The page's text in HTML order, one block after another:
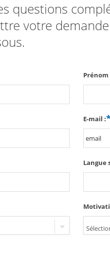
questions
votre
Prénom
E-mail :
Langue